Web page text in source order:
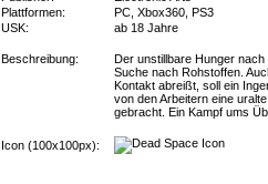
Plattformen:
PC, Xbox360, PS3
USK:
ab 18 Jahre
Beschreibung:
Der unstillbare Hunger
Suche nach Rohstoffen.
Kontakt abreißt, soll ein
von den Arbeitern eine
gebracht. Ein Kampf ums
Icon (100x100px):